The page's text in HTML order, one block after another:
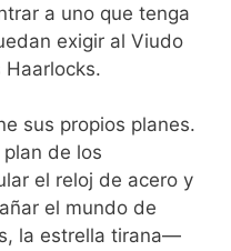
a uno que tenga
exigir al Viudo
sus propios planes.
de los
el reloj de acero y
el mundo de
la estrella tirana—